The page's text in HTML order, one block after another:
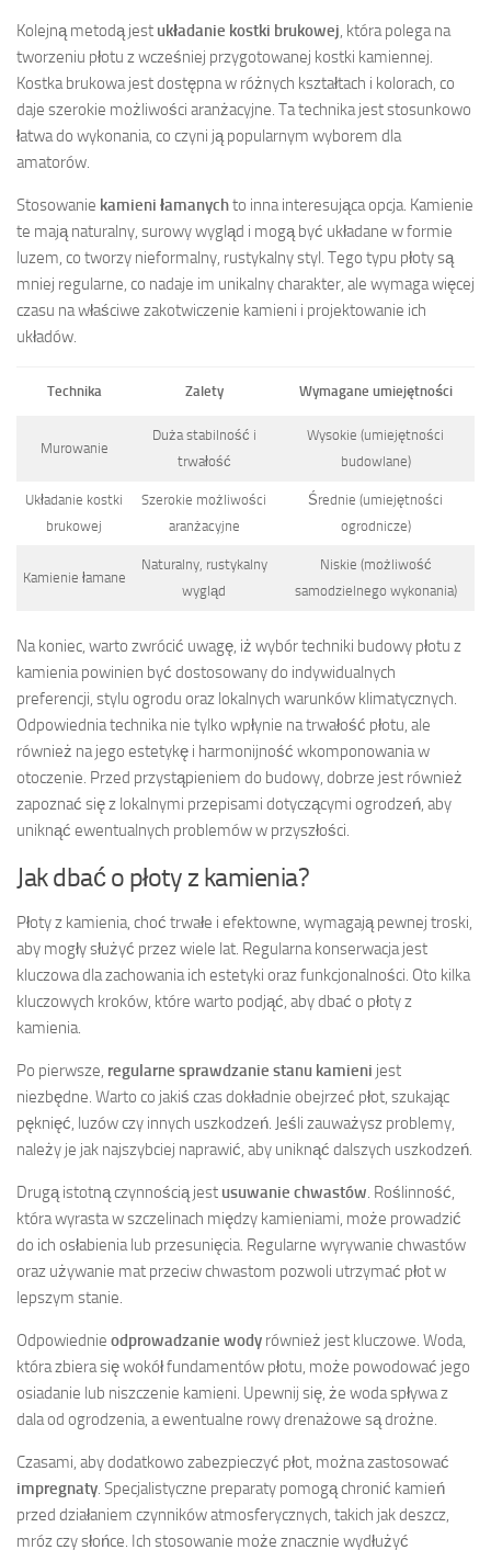
Kolejną metodą jest układanie kostki brukowej, która polega na
tworzeniu płotu z wcześniej przygotowanej kostki kamiennej.
Kostka brukowa jest dostępna w różnych kształtach i kolorach, co
daje szerokie możliwości aranżacyjne. Ta technika jest stosunkowo
łatwa do wykonania, co czyni ją popularnym wyborem dla
amatorów.
Stosowanie kamieni łamanychto inna interesująca opcja. Kamienie
te mają naturalny, surowy wygląd i mogą być układane w formie
luzem, co tworzy nieformalny, rustykalny styl. Tego typu płoty są
mniej regularne, co nadaje im unikalny charakter, ale wymaga więcej
czasu na właściwe zakotwiczenie kamieni i projektowanie ich
układów.
Technika Zalety Wymagane umiejętności
Murowanie
Duża stabilność i
trwałość
Wysokie (umiejętności
budowlane)
Układanie kostki
brukowej
Szerokie możliwości
aranżacyjne
Średnie (umiejętności
ogrodnicze)
Kamienie łamane
Naturalny, rustykalny
wygląd
Niskie (możliwość
samodzielnego wykonania)
Na koniec, warto zwrócić uwagę, iż wybór techniki budowy płotu z
kamienia powinien być dostosowany do indywidualnych
preferencji, stylu ogrodu oraz lokalnych warunków klimatycznych.
Odpowiednia technika nie tylko wpłynie na trwałość płotu, ale
również na jego estetykę i harmonijność wkomponowania w
otoczenie. Przed przystąpieniem do budowy, dobrze jest również
zapoznać się z lokalnymi przepisami dotyczącymi ogrodzeń, aby
uniknąć ewentualnych problemów w przyszłości.
Jak dbać o płoty z kamienia?
Płoty z kamienia, choć trwałe i efektowne, wymagają pewnej troski,
aby mogły służyć przez wiele lat. Regularna konserwacja jest
kluczowa dla zachowania ich estetyki oraz funkcjonalności. Oto kilka
kluczowych kroków, które warto podjąć, aby dbać o płoty z
kamienia.
Po pierwsze, regularne sprawdzanie stanu kamieni jest
niezbędne. Warto co jakiś czas dokładnie obejrzeć płot, szukając
pęknięć, luzów czy innych uszkodzeń. Jeśli zauważysz problemy,
należy je jak najszybciej naprawić, aby uniknąć dalszych uszkodzeń.
Drugą istotną czynnością jest usuwanie chwastów. Roślinność,
która wyrasta w szczelinach między kamieniami, może prowadzić
do ich osłabienia lub przesunięcia. Regularne wyrywanie chwastów
oraz używanie mat przeciw chwastom pozwoli utrzymać płot w
lepszym stanie.
Odpowiednie odprowadzanie wody również jest kluczowe. Woda,
która zbiera się wokół fundamentów płotu, może powodować jego
osiadanie lub niszczenie kamieni. Upewnij się, że woda spływa z
dala od ogrodzenia, a ewentualne rowy drenażowe są drożne.
Czasami, aby dodatkowo zabezpieczyć płot, można zastosować
impregnaty. Specjalistyczne preparaty pomogą chronić kamień
przed działaniem czynników atmosferycznych, takich jak deszcz,
mróz czy słońce. Ich stosowanie może znacznie wydłużyć